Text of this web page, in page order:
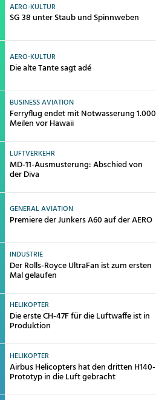
AERO-KULTUR
SG 38 unter Staub und Spinnweben
AERO-KULTUR
Die alte Tante sagt adé
BUSINESS AVIATION
Ferryflug endet mit Notwasserung 1.000
Meilen vor Hawaii
LUFTVERKEHR
MD-11-Ausmusterung: Abschied von
der Diva
GENERAL AVIATION
Premiere der Junkers A60 auf der AERO
INDUSTRIE
Der Rolls-Royce UltraFan ist zum ersten
Mal gelaufen
HELIKOPTER
Die erste CH-47F für die Luftwaffe ist in
Produktion
HELIKOPTER
Airbus Helicopters hat den dritten H140-
Prototyp in die Luft gebracht